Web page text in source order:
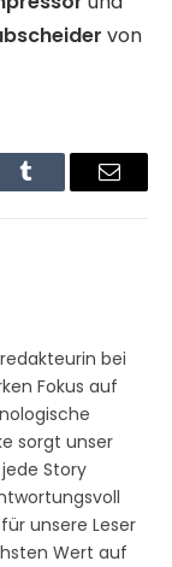
von
Tumblr Email
bei
Fokus auf
sorgt unser
Story
unsere Leser
Wert auf